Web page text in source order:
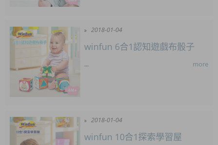
2018-01-04
winfun 6合1認知遊戲布骰子
... more
2018-01-04
winfun 10合1探索學習屋